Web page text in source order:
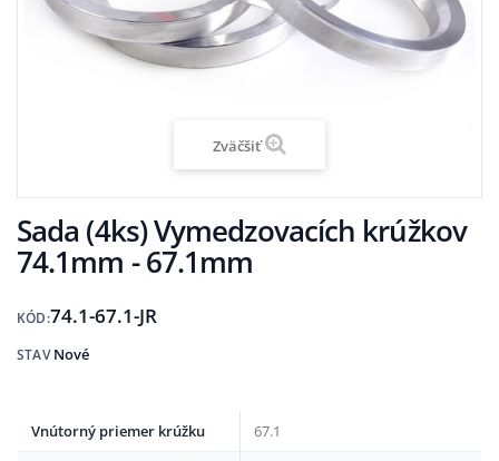
Zväčšiť
Sada (4ks) Vymedzovacích krúžkov
74.1mm - 67.1mm
KÓD:74.1-67.1-JR
STAV Nové
Vnútorný priemer krúžku 67.1